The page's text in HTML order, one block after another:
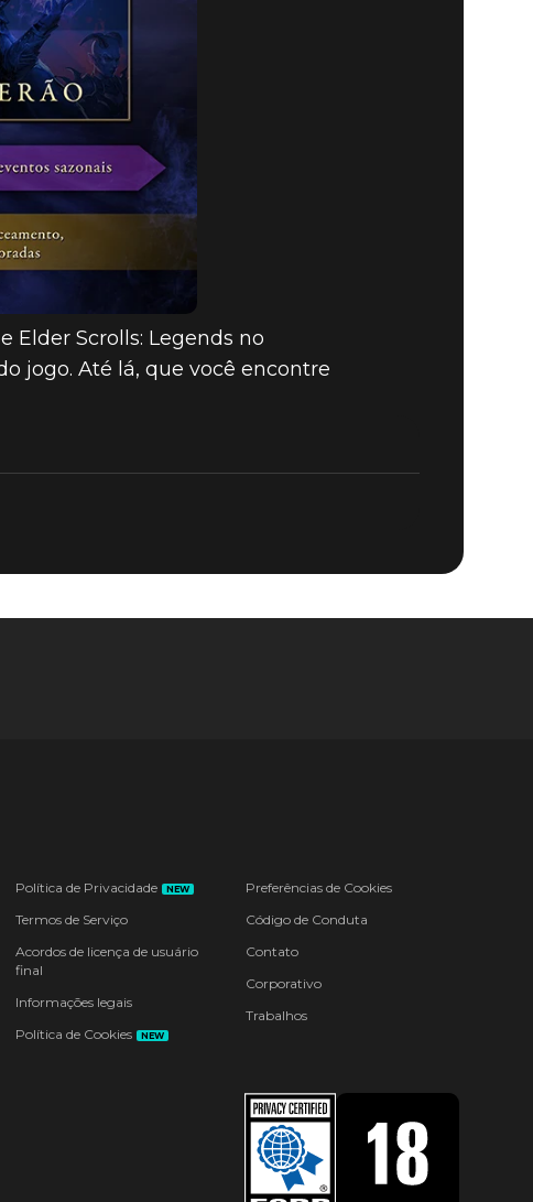
Elder Scrolls: Legends no
jogo. Até lá, que você encontre
Política de Privacidade NEW
Termos de Serviço
Acordos de licença de usuário
final
Informações legais
Política de Cookies
NEW
Preferências de Cookies
Código de Conduta
Contato
Corporativo
Trabalhos